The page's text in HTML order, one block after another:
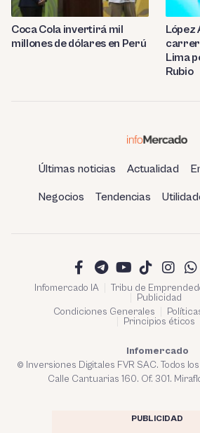
Coca Cola invertirá mil
millones de dólares en Perú
López
Lima
Rubio
Últimas noticias Actualidad
Negocios Tendencias
Infomercado IA Tribu de
Publicidad
Condiciones Generales
Principios éticos
Infomercado
© Inversiones Digitales FVR SAC. Todos
Calle Cantuarias 160. Of. 301.
PUBLICIDAD